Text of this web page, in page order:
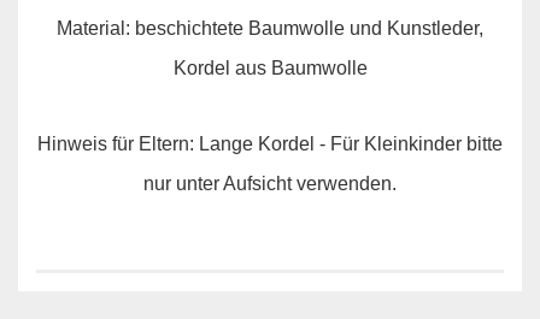
Material: beschichtete Baumwolle und Kunstleder,
Kordel aus Baumwolle
Hinweis für Eltern: Lange Kordel - Für Kleinkinder bitte
nur unter Aufsicht verwenden.